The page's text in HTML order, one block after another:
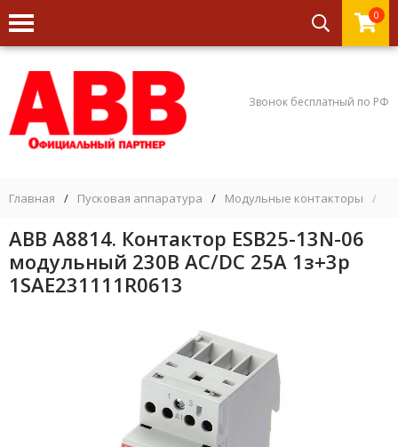
0
Звонок бесплатный по РФ
Главная / Пусковая аппаратура / Модульные контакторы /
ABB А8814. Контактор ESB25-13N-06
модульный 230В AC/DC 25А 1з+3р
1SAE231111R0613